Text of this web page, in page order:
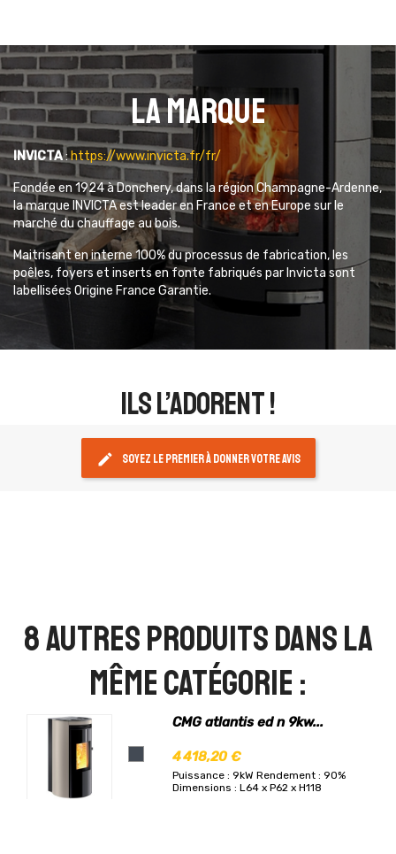
La marque
INVICTA:https://www.invicta.fr/fr/
Fondée en 1924 à Donchery, dans la région Champagne-Ardenne,
la marque INVICTA est leader en France et en Europe sur le
marché du chauffage au bois.
Maitrisant en interne 100% du processus de fabrication, les
poêles, foyers et inserts en fonte fabriqués par Invicta sont
labellisées Origine France Garantie.
ils l’adorent !
edit Soyez le premier à donner votre avis
8 autres produits dans la
même catégorie :
CMG atlantis ed n 9kw...
4 418,20 €
Puissance : 9kW Rendement : 90%
Dimensions : L64 x P62 x H118